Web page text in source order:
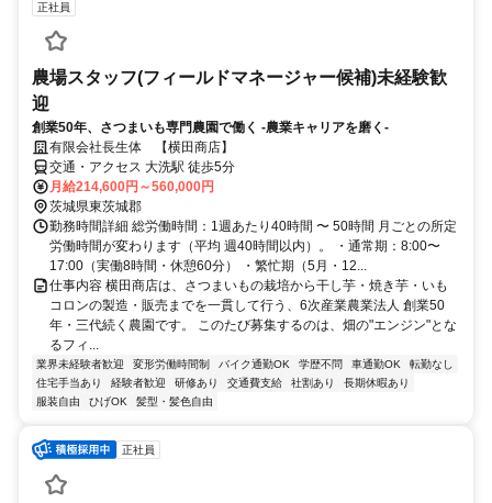
正社員
農場スタッフ(フィールドマネージャー候補)未経験歓
迎
創業50年、さつまいも専門農園で働く -農業キャリアを磨く-
有限会社長生体 【横田商店】
交通・アクセス 大洗駅 徒歩5分
月給214,600円～560,000円
茨城県東茨城郡
勤務時間詳細 総労働時間：1週あたり40時間 〜 50時間 月ごとの所定
労働時間が変わります（平均 週40時間以内）。 ・通常期：8:00〜
17:00（実働8時間・休憩60分） ・繁忙期（5月・12...
仕事内容 横田商店は、さつまいもの栽培から干し芋・焼き芋・いも
コロンの製造・販売までを一貫して行う、6次産業農業法人 創業50
年・三代続く農園です。 このたび募集するのは、畑の"エンジン"とな
るフィ...
業界未経験者歓迎 変形労働時間制 バイク通勤OK 学歴不問 車通勤OK
転勤なし
住宅手当あり
経験者歓迎 研修あり 交通費支給 社割あり
長期休暇あり
服装自由
ひげOK 髪型・髪色自由
正社員